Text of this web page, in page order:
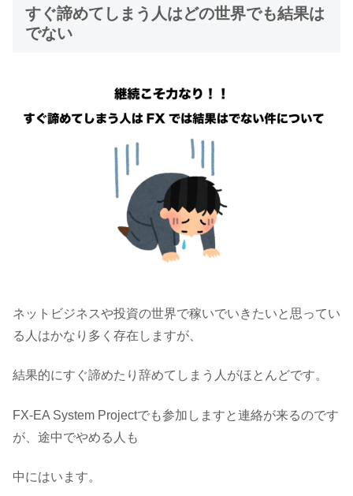
すぐ諦めてしまう人はどの世界でも結果は
でない
ネットビジネスや投資の世界で稼いでいきたいと思ってい
る人はかなり多く存在しますが、
結果的にすぐ諦めたり辞めてしまう人がほとんどです。
FX-EA System Projectでも参加しますと連絡が来るのです
が、途中でやめる人も
中にはいます。